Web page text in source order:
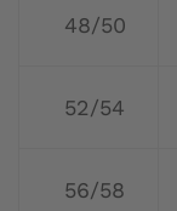
48/50
52/54
56/58